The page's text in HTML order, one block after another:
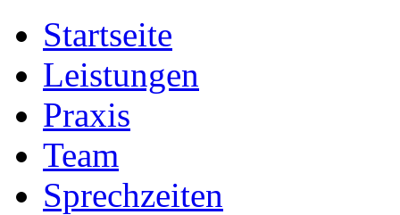
Startseite
Leistungen
Praxis
Team
Sprechzeiten